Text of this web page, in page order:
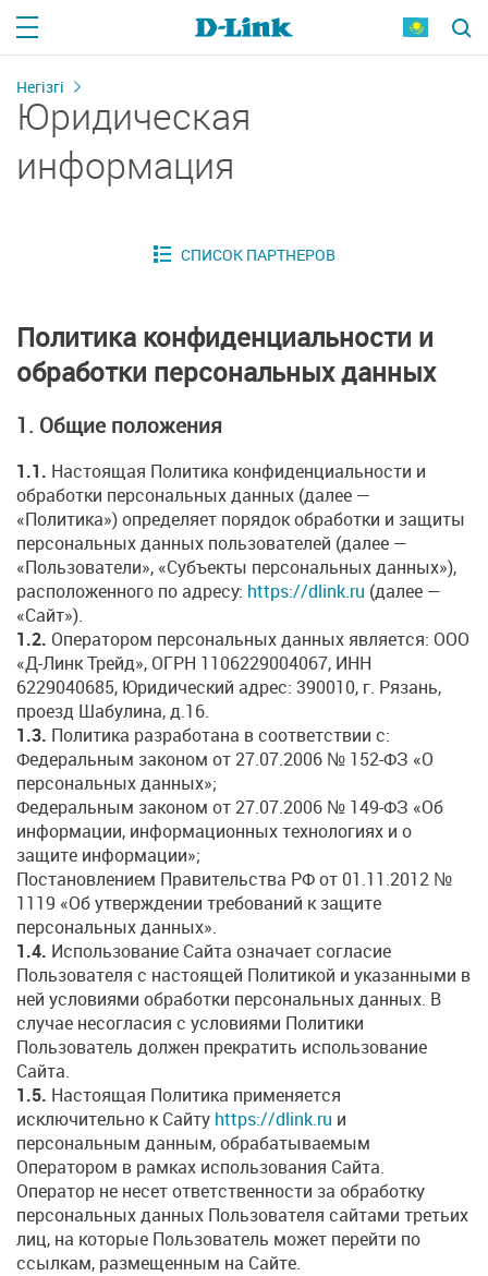
Негізгі
Юридическая
информация
Политика конфиденциальности и
обработки персональных данных
1. Общие положения
1.1. Настоящая Политика конфиденциальности и
обработки персональных данных (далее —
«Политика») определяет порядок обработки и защиты
персональных данных пользователей (далее —
«Пользователи», «Субъекты персональных данных»),
расположенного по адресу: https://dlink.ru (далее —
«Сайт»).
1.2. Оператором персональных данных является: ООО
«Д-Линк Трейд», ОГРН 1106229004067, ИНН
6229040685, Юридический адрес: 390010, г. Рязань,
проезд Шабулина, д.16.
1.3. Политика разработана в соответствии с:
Федеральным законом от 27.07.2006 № 152-ФЗ «О
персональных данных»;
Федеральным законом от 27.07.2006 № 149-ФЗ «Об
информации, информационных технологиях и о
защите информации»;
Постановлением Правительства РФ от 01.11.2012 №
1119 «Об утверждении требований к защите
персональных данных».
1.4. Использование Сайта означает согласие
Пользователя с настоящей Политикой и указанными в
ней условиями обработки персональных данных. В
случае несогласия с условиями Политики
Пользователь должен прекратить использование
Сайта.
1.5. Настоящая Политика применяется
исключительно к Сайту https://dlink.ru и
персональным данным, обрабатываемым
Оператором в рамках использования Сайта.
Оператор не несет ответственности за обработку
персональных данных Пользователя сайтами третьих
лиц, на которые Пользователь может перейти по
ссылкам, размещенным на Сайте.